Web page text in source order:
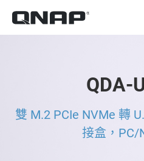
QDA-
雙 M.2 PCIe NVMe 轉
接盒，PC/